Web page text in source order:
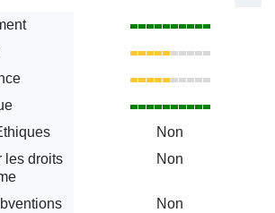
Non
les droits
Non
Non